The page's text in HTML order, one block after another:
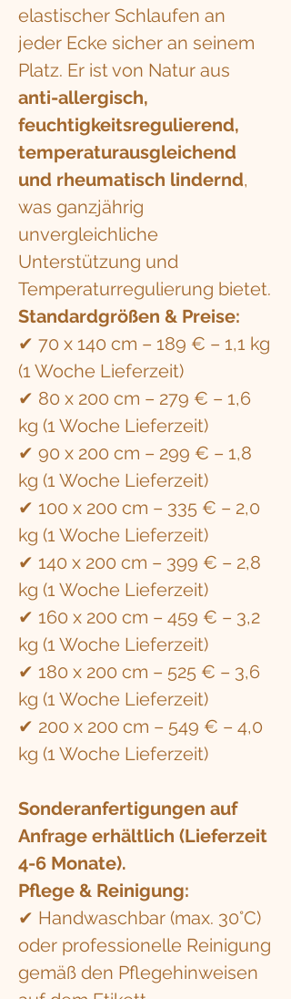
elastischer Schlaufen an
jeder Ecke sicher an seinem
Platz. Er ist von Natur aus
anti-allergisch,
feuchtigkeitsregulierend,
temperaturausgleichend
und rheumatisch lindernd,
was ganzjährig
unvergleichliche
Unterstützung und
Temperaturregulierung bietet.
Standardgrößen & Preise:
✔ 70 x 140 cm – 189 € – 1,1 kg
(1 Woche Lieferzeit)
✔ 80 x 200 cm – 279 € – 1,6
kg (1 Woche Lieferzeit)
✔ 90 x 200 cm – 299 € – 1,8
kg (1 Woche Lieferzeit)
✔ 100 x 200 cm – 335 € – 2,0
kg (1 Woche Lieferzeit)
✔ 140 x 200 cm – 399 € – 2,8
kg (1 Woche Lieferzeit)
✔ 160 x 200 cm – 459 € – 3,2
kg (1 Woche Lieferzeit)
✔ 180 x 200 cm – 525 € – 3,6
kg (1 Woche Lieferzeit)
✔ 200 x 200 cm – 549 € – 4,0
kg (1 Woche Lieferzeit)
Sonderanfertigungen auf
Anfrage erhältlich (Lieferzeit
4-6 Monate).
Pflege & Reinigung:
✔ Handwaschbar (max. 30°C)
oder professionelle Reinigung
gemäß den Pflegehinweisen